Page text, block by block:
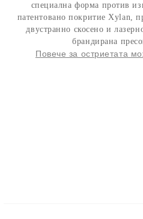
специална форма против
патентовано покритие Xylan,
двустранно скосено и
брандирана
Повече за остриетата